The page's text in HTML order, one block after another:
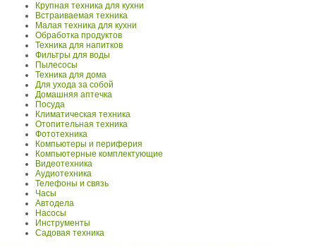
Крупная техника для кухни
Встраиваемая техника
Малая техника для кухни
Обработка продуктов
Техника для напитков
Фильтры для воды
Пылесосы
Техника для дома
Для ухода за собой
Домашняя аптечка
Посуда
Климатическая техника
Отопительная техника
Фототехника
Компьютеры и периферия
Компьютерные комплектующие
Видеотехника
Аудиотехника
Телефоны и связь
Часы
Автодела
Насосы
Инструменты
Садовая техника